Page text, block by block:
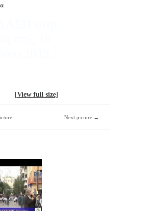
[View full size]
Next picture →